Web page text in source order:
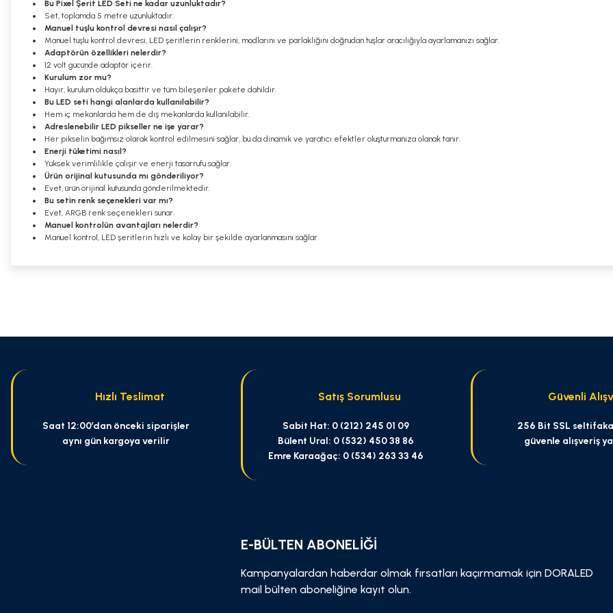
Bu Pixel Şerit LED Seti ne kadar uzunluktadır?
Set, toplamda 5 metre uzunluktadır.
Manuel tuşlu kontrol devresi nasıl çalışır?
Manuel tuşlu kontrol devresi, LED şeritlerin renklerini, modlarını ve parlaklığını doğrudan tuşlar aracılığıyla ayarlamanızı sağlar.
Adaptörün özellikleri nelerdir?
12 volt gücünde adaptör içerir.
Kurulum zor mu?
Hayır, kurulum oldukça basittir ve tüm bileşenler pakete dahildir.
Bu LED seti hangi alanlarda kullanılabilir?
Hem iç mekanlarda hem de dış mekanlarda kullanılabilir.
Adreslenebilir LED pikseller ne işe yarar?
Her pikselin bağımsız olarak kontrol edilmesini sağlar, bu da dinamik ve yaratıcı efektler oluşturmanıza olanak tanır.
Enerji tüketimi nasıl?
Yüksek verimlilikle çalışır ve enerji tasarrufu sağlar.
Ürün orijinal kutusunda mı gönderiliyor?
Evet, ürün orijinal kutusunda gönderilmektedir.
Bu setin renk seçenekleri var mı?
Evet, ARGB renk seçenekleri sunar.
Manuel kontrolün avantajları nelerdir?
Manuel kontrol, LED şeritlerin hızlı ve kolay bir şekilde ayarlanmasını sağlar.
Yorum Yaz
Ürün açıklamasında eksik bilgiler bulunuyor.
Bu ürüne benzer farklı alternatifler olmalı.
Hızlı Teslimat
Saat 12:00’dan önceki siparişler
aynı gün kargoya verilir
Satış Sorumlusu
Sabit Hat: 0 (212) 245 01 09
Bülent Ural: 0 (532) 450 38 86
Emre Karaağaç: 0 (534) 263 33 46
Güvenli
256 Bit SSL
güvenle alışveriş
E-BÜLTEN ABONELİĞİ
Kampanyalardan haberdar olmak fırsatları kaçırmamak için DORALED
mail bülten aboneliğine kayıt olun.